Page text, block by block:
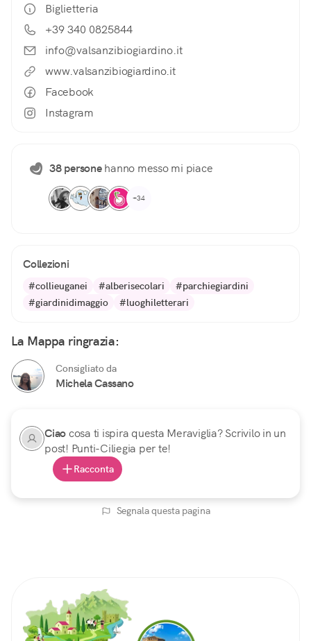
Biglietteria
+39 340 0825844
info@valsanzibiogiardino.it
www.valsanzibiogiardino.it
Facebook
Instagram
38 personehanno messo mi piace
+34
Collezioni
#collieuganei #alberisecolari
#parchiegiardini
#giardinidimaggio
#luoghiletterari
La Mappa ringrazia:
Consigliato da
Michela Cassano
Ciaocosa ti ispira questa Meraviglia? Scrivilo in un
post! Punti-Ciliegia per te!
Racconta
Segnala questa pagina